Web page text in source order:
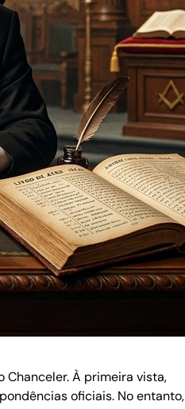
Chanceler. À primeira vista,
oficiais. No entanto,